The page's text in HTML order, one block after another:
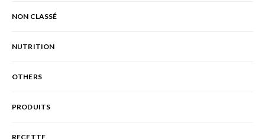
NON CLASSÉ
NUTRITION
OTHERS
PRODUITS
RECETTE